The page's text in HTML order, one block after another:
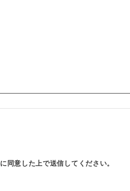
に同意した上で送信してください。